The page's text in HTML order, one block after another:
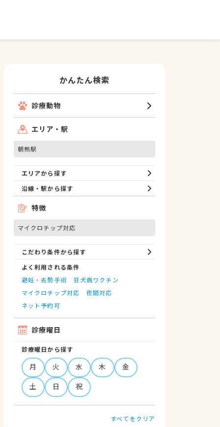
かんたん検索
診療動物
エリア・駅
朝熊駅
エリアから探す
沿線・駅から探す
特徴
マイクロチップ対応
こだわり条件から探す
よく利用される条件
避妊・去勢手術
狂犬病ワクチン
マイクロチップ対応
夜間対応
ネット予約可
診療曜日
診療曜日から探す
月 火 水 木
金
土
日 祝
すべてをクリア